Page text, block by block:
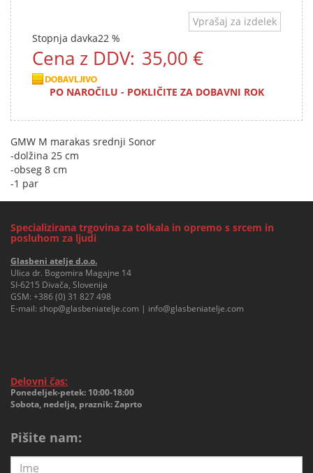
Vprašaj za izdelek
Stopnja davka22 %
Cena z DDV: 35,00 €
PO NAROČILU - POKLIČITE ZA DOBAVNI ROK
GMW M marakas srednji Sonor
-dolžina 25 cm
-obseg 8 cm
-1 par
Specializirana trgovina za tolkala in opremo s srcem in
posluhom za ljudi
Glasbeni atelje d.o.o.
Ulica dr. Bogomira Magajne 14
SI-6215 Divača, Slovenija
GSM: +386 (0) 31 827 498
E-mail: shop@glasbeniatelje.com | info@glasbeniatelje.com
Delovni čas:
Ponedeljek-petek: 10:00-18:00
Sobota, nedelja, praznik: Zaprto
Pišite nam: